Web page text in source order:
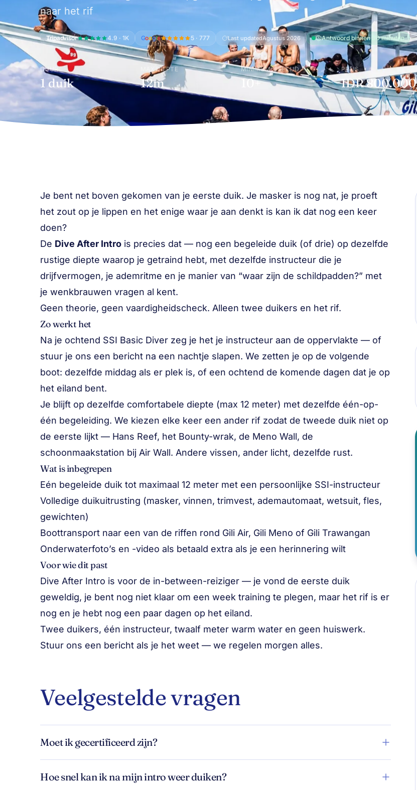
naar het rif
Tripadvisor 4.9 · 1K Google 5 · 777 Last updatedAgustus 2026 Antwoord binnen 30 minuten
DUUR
1 duik
MAX DIEPTE
12m
MINIMUMLEEFTIJD
10+
PRIJS
IDR 800.000
Je bent net boven gekomen van je eerste duik. Je masker is nog nat, je proeft
het zout op je lippen en het enige waar je aan denkt is kan ik dat nog een keer
doen?
De Dive After Intro is precies dat — nog een begeleide duik (of drie) op dezelfde
rustige diepte waarop je getraind hebt, met dezelfde instructeur die je
drijfvermogen, je ademritme en je manier van “waar zijn de schildpadden?” met
je wenkbrauwen vragen al kent.
Geen theorie, geen vaardigheidscheck. Alleen twee duikers en het rif.
Zo werkt het
Na je ochtend SSI Basic Diver zeg je het je instructeur aan de oppervlakte — of
stuur je ons een bericht na een nachtje slapen. We zetten je op de volgende
boot: dezelfde middag als er plek is, of een ochtend de komende dagen dat je op
het eiland bent.
Je blijft op dezelfde comfortabele diepte (max 12 meter) met dezelfde één-op-
één begeleiding. We kiezen elke keer een ander rif zodat de tweede duik niet op
de eerste lijkt — Hans Reef, het Bounty-wrak, de Meno Wall, de
schoonmaakstation bij Air Wall. Andere vissen, ander licht, dezelfde rust.
Wat is inbegrepen
Eén begeleide duik tot maximaal 12 meter met een persoonlijke SSI-instructeur
Volledige duikuitrusting (masker, vinnen, trimvest, ademautomaat, wetsuit, fles,
gewichten)
Boottransport naar een van de riffen rond Gili Air, Gili Meno of Gili Trawangan
Onderwaterfoto’s en -video als betaald extra als je een herinnering wilt
Voor wie dit past
Dive After Intro is voor de in-between-reiziger — je vond de eerste duik
geweldig, je bent nog niet klaar om een week training te plegen, maar het rif is er
nog en je hebt nog een paar dagen op het eiland.
Twee duikers, één instructeur, twaalf meter warm water en geen huiswerk.
Stuur ons een bericht als je het weet — we regelen morgen alles.
Veelgestelde vragen
Moet ik gecertificeerd zijn?
Hoe snel kan ik na mijn intro weer duiken?